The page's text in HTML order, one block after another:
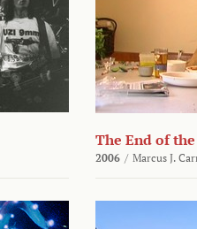
The End of
2006 / Marcus J.